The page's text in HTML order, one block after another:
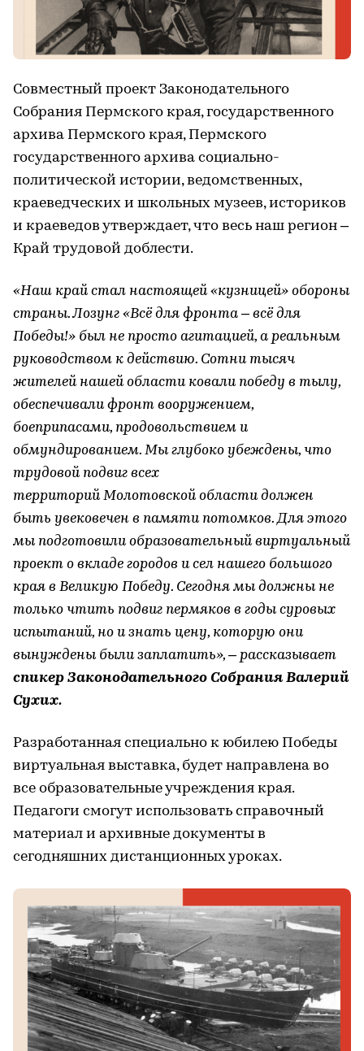
Совместный проект Законодательного
Собрания Пермского края, государственного
архива Пермского края, Пермского
государственного архива социально-
политической истории, ведомственных,
краеведческих и школьных музеев, историков
и краеведов утверждает, что весь наш регион –
Край трудовой доблести.
«Наш край стал настоящей «кузницей» обороны
страны. Лозунг «Всё для фронта – всё для
Победы!» был не просто агитацией, а реальным
руководством к действию. Сотни тысяч
жителей нашей области ковали победу в тылу,
обеспечивали фронт вооружением,
боеприпасами, продовольствием и
обмундированием. Мы глубоко убеждены, что
трудовой подвиг всех
территорий Молотовской области должен
быть увековечен в памяти потомков. Для этого
мы подготовили образовательный виртуальный
проект о вкладе городов и сел нашего большого
края в Великую Победу. Сегодня мы должны не
только чтить подвиг пермяков в годы суровых
испытаний, но и знать цену, которую они
вынуждены были заплатить», – рассказывает
спикер Законодательного Собрания Валерий
Сухих.
Разработанная специально к юбилею Победы
виртуальная выставка, будет направлена во
все образовательные учреждения края.
Педагоги смогут использовать справочный
материал и архивные документы в
сегодняшних дистанционных уроках.